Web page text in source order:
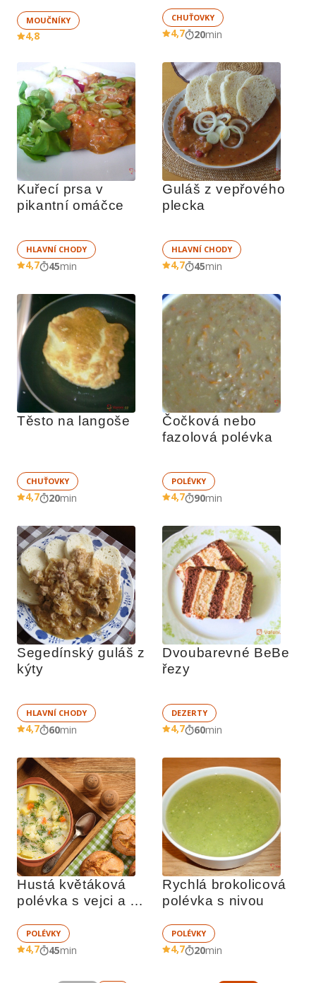
MOUČNÍKY
4,8
CHUŤOVKY
4,7 20min
Kuřecí prsa v
pikantní omáčce
HLAVNÍ CHODY
4,7 45min
Guláš z vepřového
plecka
HLAVNÍ CHODY
4,7 45min
Těsto na langoše
CHUŤOVKY
4,7 20min
Čočková nebo
fazolová polévka
POLÉVKY
4,7 90min
Segedínský guláš z
kýty
HLAVNÍ CHODY
4,7 60min
Dvoubarevné BeBe
řezy
DEZERTY
4,7 60min
Hustá květáková
polévka s vejci a
POLÉVKY
4,7 45min
Rychlá brokolicová
POLÉVKY
4,7 20min